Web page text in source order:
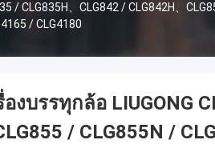
/ CLG835H、CLG842 / CLG842H、
/ CLG4180
งบรรทุกล้อ LIUGONG
/ CLG855N /